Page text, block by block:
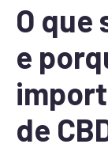
O que
e
de